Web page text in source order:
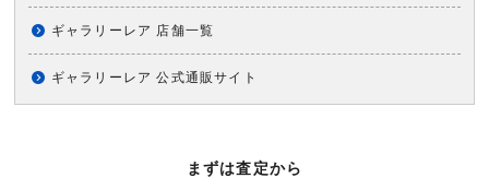
ギャラリーレア 店舗一覧
ギャラリーレア 公式通販サイト
まずは査定から